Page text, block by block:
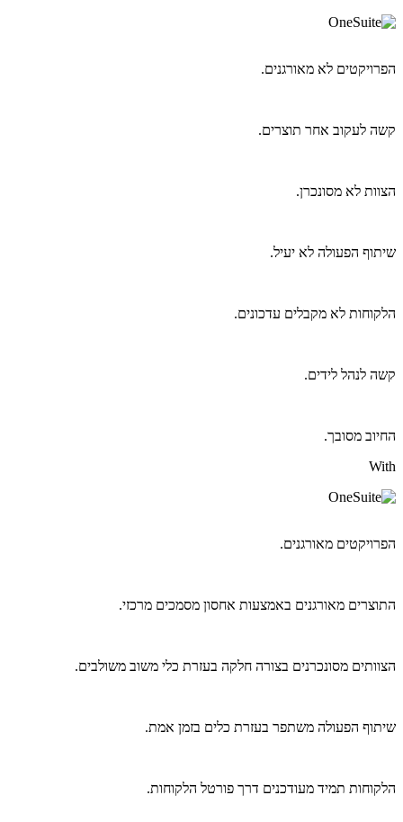
הפרויקטים לא מאורגנים.
קשה לעקוב אחר תוצרים.
הצוות לא מסונכרן.
שיתוף הפעולה לא יעיל.
הלקוחות לא מקבלים עדכונים.
קשה לנהל לידים.
החיוב מסובך.
With
הפרויקטים מאורגנים.
התוצרים מאורגנים באמצעות אחסון מסמכים מרכזי.
הצוותים מסונכרנים בצורה חלקה בעזרת כלי משוב משולבים.
שיתוף הפעולה משתפר בעזרת כלים בזמן אמת.
הלקוחות תמיד מעודכנים דרך פורטל הלקוחות.